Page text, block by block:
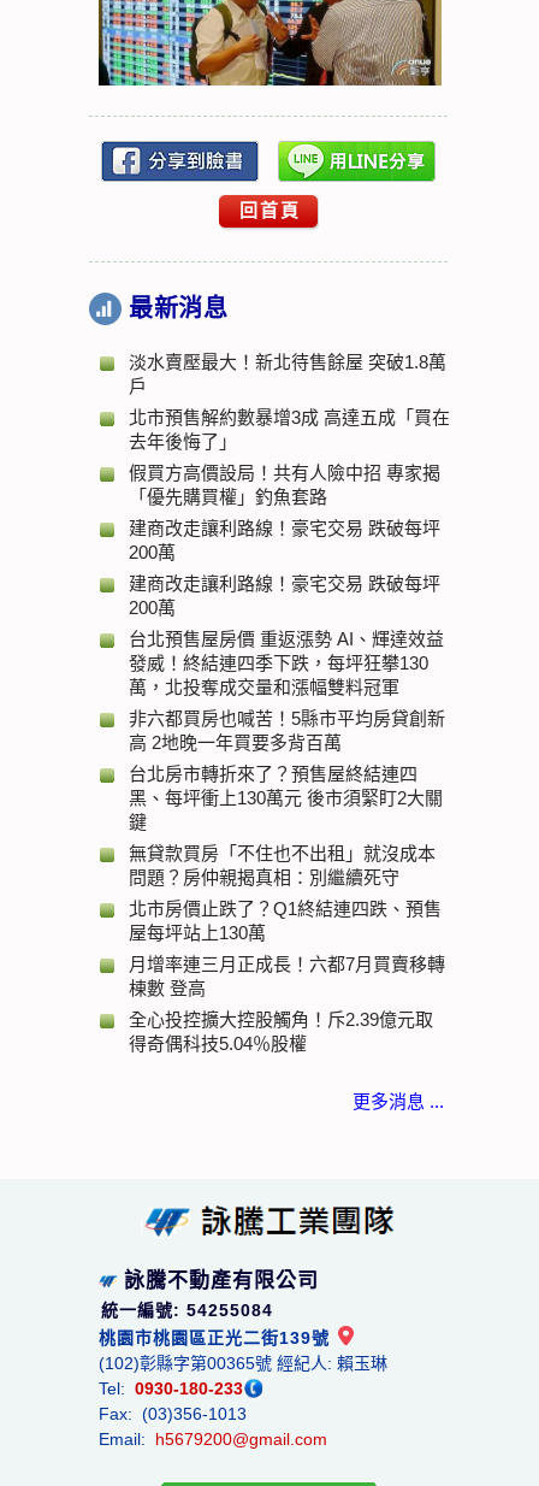
回首頁
最新消息
淡水賣壓最大！新北待售餘屋 突破1.8萬
戶
北市預售解約數暴增3成 高達五成「買在
去年後悔了」
假買方高價設局！共有人險中招 專家揭
「優先購買權」釣魚套路
建商改走讓利路線！豪宅交易 跌破每坪
200萬
建商改走讓利路線！豪宅交易 跌破每坪
200萬
台北預售屋房價 重返漲勢 AI、輝達效益
發威！終結連四季下跌，每坪狂攀130
萬，北投奪成交量和漲幅雙料冠軍
非六都買房也喊苦！5縣市平均房貸創新
高 2地晚一年買要多背百萬
台北房市轉折來了？預售屋終結連四
黑、每坪衝上130萬元 後市須緊盯2大關
鍵
無貸款買房「不住也不出租」就沒成本
問題？房仲親揭真相：別繼續死守
北市房價止跌了？Q1終結連四跌、預售
屋每坪站上130萬
月增率連三月正成長！六都7月買賣移轉
棟數 登高
全心投控擴大控股觸角！斥2.39億元取
得奇偶科技5.04％股權
更多消息 ...
詠騰不動產有限公司
統一編號: 54255084
桃園市桃園區正光二街139號
(102)彰縣字第00365號 經紀人: 賴玉琳
Tel: 0930-180-233
Fax: (03)356-1013
Email: h5679200@gmail.com